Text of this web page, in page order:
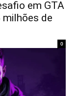
em GTA
de
0